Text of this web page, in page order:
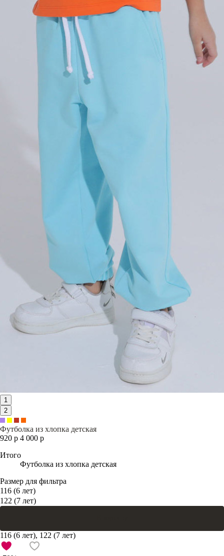
1
2
Футболка из хлопка детская
920 р 4 000 р
Итого
Футболка из хлопка детская
Размер для фильтра
116 (6 лет)
122 (7 лет)
116 (6 лет), 122 (7 лет)